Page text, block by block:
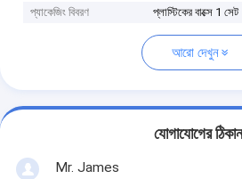
প্যাকেজিং বিবরণ
প্লাস্টিকের বাক্সে 1 সেট
আরো দেখুন
যোগাযোগের
Mr. James